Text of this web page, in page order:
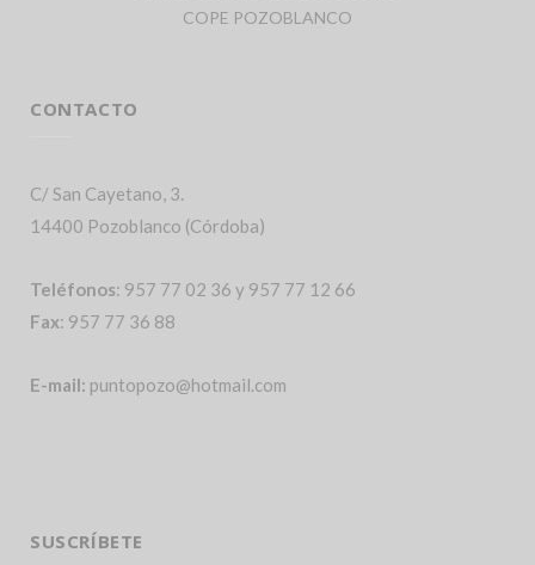
COPE POZOBLANCO
CONTACTO
C/ San Cayetano, 3.
14400 Pozoblanco (Córdoba)
Teléfonos: 957 77 02 36 y 957 77 12 66
Fax: 957 77 36 88
E-mail: puntopozo@hotmail.com
SUSCRÍBETE